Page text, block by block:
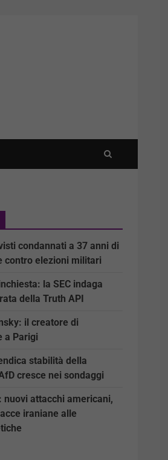
condannati a 37 anni di
contro elezioni militari
la SEC indaga
della Truth API
il creatore di
a Parigi
stabilità della
cresce nei sondaggi
nuovi attacchi americani,
iraniane alle